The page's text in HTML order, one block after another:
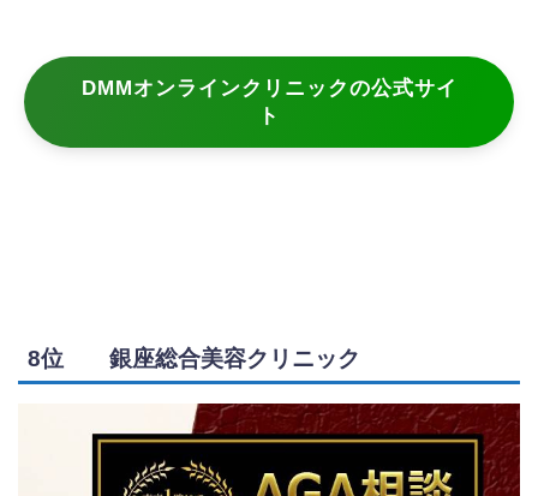
DMMオンラインクリニックの公式サイ
ト
8位 銀座総合美容クリニック